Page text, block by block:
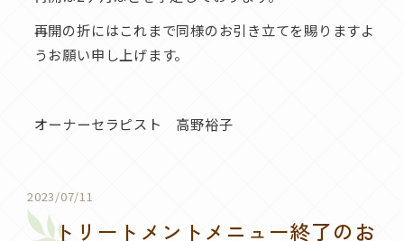
再開の折にはこれまで同様のお引き立てを賜りますよ
うお願い申し上げます。
オーナーセラピスト 高野裕子
2023/07/11
トリートメントメニュー終了のお